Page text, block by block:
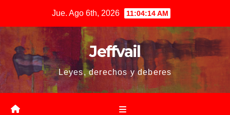
contenido
Jue. Ago 6th, 2026 11:04:14 AM
Jeffvail
Leyes, derechos y deberes